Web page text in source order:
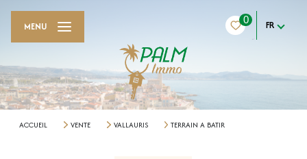
0 FR
MENU
ACCUEIL VENTE VALLAURIS TERRAIN A BATIR